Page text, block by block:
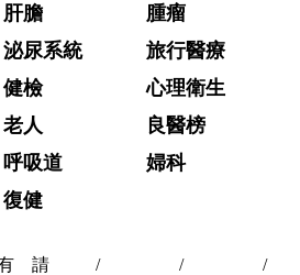
肝膽
腫瘤
泌尿系統
旅行醫療
健檢
心理衛生
老人
良醫榜
呼吸道
婦科
復健
有 請
/ / /